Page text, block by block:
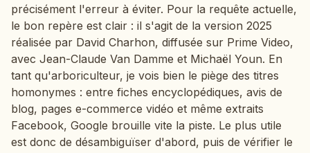
précisément l'erreur à éviter. Pour la requête actuelle,
le bon repère est clair : il s'agit de la version 2025
réalisée par David Charhon, diffusée sur Prime Video,
avec Jean-Claude Van Damme et Michaël Youn. En
tant qu'arboriculteur, je vois bien le piège des titres
homonymes : entre fiches encyclopédiques, avis de
blog, pages e-commerce vidéo et même extraits
Facebook, Google brouille vite la piste. Le plus utile
est donc de désambiguïser d'abord, puis de vérifier le